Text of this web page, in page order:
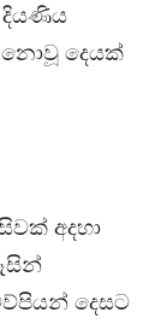
දියණිය
නොවූ දෙයක්
අදහා
දෙසට